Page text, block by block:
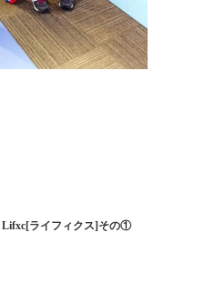
ライフィクス]その①